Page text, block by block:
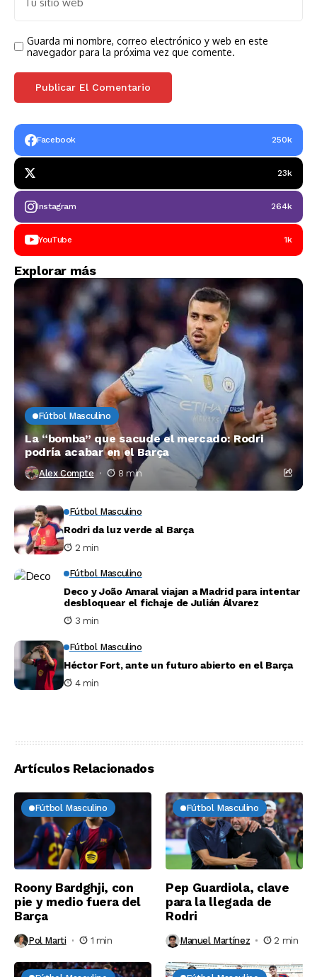
Guarda mi nombre, correo electrónico y web en este
navegador para la próxima vez que comente.
Facebook 250k
23k
Instagram 264k
YouTube 1k
Explorar más
Fútbol Masculino
La “bomba” que sacude el mercado: Rodri
podría acabar en el Barça
Alex Compte 8 min
Fútbol Masculino
Rodri da luz verde al Barça
2 min
Fútbol Masculino
Deco y João Amaral viajan a Madrid para intentar
desbloquear el fichaje de Julián Álvarez
3 min
Fútbol Masculino
Héctor Fort, ante un futuro abierto en el Barça
4 min
Artículos Relacionados
Fútbol Masculino
Roony Bardghji, con
pie y medio fuera del
Barça
Pol Marti 1 min
Fútbol Masculino
Pep Guardiola, clave
para la llegada de
Rodri
Manuel Martínez 2 min